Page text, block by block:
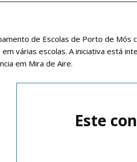
de Escolas de Porto de Mós
em várias escolas. A iniciativa está
em Mira de Aire.
Este